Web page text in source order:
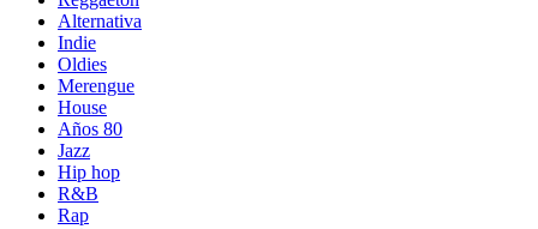
Alternativa
Indie
Oldies
Merengue
House
Años 80
Jazz
Hip hop
R&B
Rap